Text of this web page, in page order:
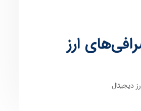
ارز
دیجیتال